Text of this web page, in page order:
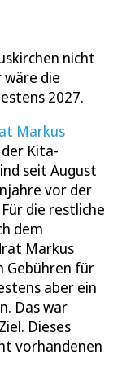
nicht
wäre die
2027.
Markus
Kita-
seit August
vor der
die restliche
dem
Markus
Gebühren für
aber ein
Das war
Dieses
vorhandenen